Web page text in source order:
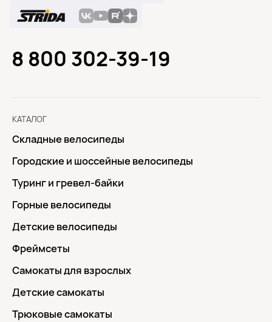
КАТАЛОГ
Складные велосипеды
Городские и шоссейные велосипеды
Туринг и гревел-байки
Горные велосипеды
Детские велосипеды
Фреймсеты
Самокаты для взрослых
Детские самокаты
Трюковые самокаты
8 800 302-39-19